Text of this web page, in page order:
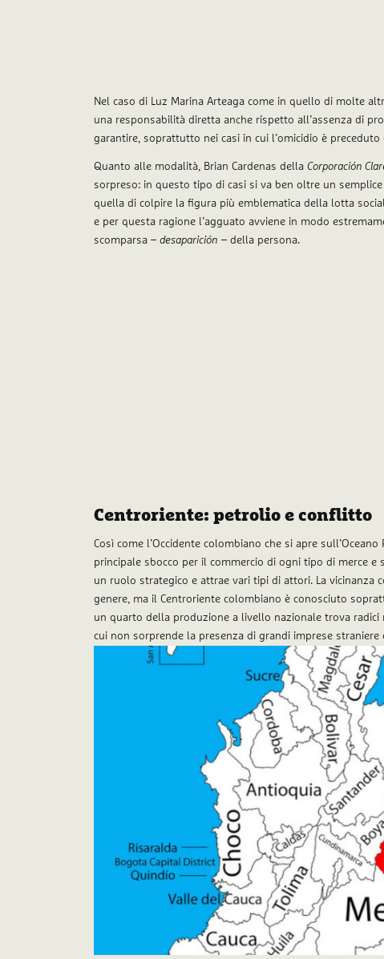
Nel caso di Luz Marina Arteaga come in quello di molte
una responsabilità diretta anche rispetto all’assenza di
garantire, soprattutto nei casi in cui l’omicidio è preceduto
Quanto alle modalità, Brian Cardenas dellaCorporación
sorpreso: in questo tipo di casi si va ben oltre un
quella di colpire la figura più emblematica della lotta
e per questa ragione l’agguato avviene in modo
scomparsa –desaparición – della persona.
Centroriente: petrolio e conflitto
Così come l’Occidente colombiano che si apre
principale sbocco per il commercio di ogni tipo di merce e
un ruolo strategico e attrae vari tipi di attori. La vicinanza
genere, ma il Centroriente colombiano è conosciuto
un quarto della produzione a livello nazionale trova
cui non sorprende la presenza di grandi imprese straniere